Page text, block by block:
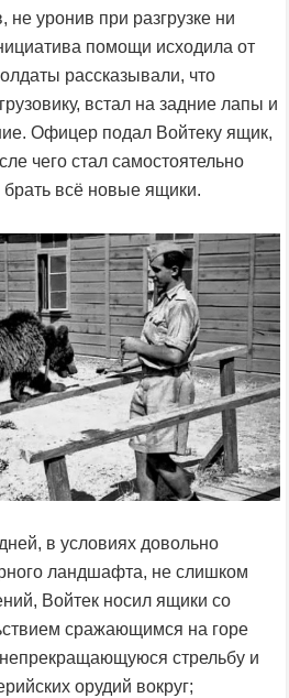
не уронив при разгрузке ни
помощи исходила от
рассказывали, что
встал на задние лапы и
Офицер подал Войтеку ящик,
чего стал самостоятельно
брать всё новые ящики.
в условиях довольно
ландшафта, не слишком
Войтек носил ящики со
сражающимся на горе
стрельбу и
орудий вокруг;